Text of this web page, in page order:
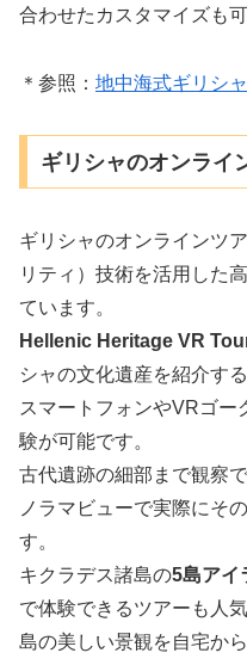
合わせたカスタマイズも
＊参照： 地中海式ギリシ
ギリシャのオンライ
ギリシャのオンラインツ
リティ）技術を活用した
ています。
Hellenic Heritage VR
シャの文化遺産を紹介す
スマートフォンやVRゴー
験が可能です。
古代遺跡の細部まで観察
ノラマビューで実際にそ
す。
キクラデス諸島の5島アイ
で体験できるツアーも人
島の美しい景観を自宅か